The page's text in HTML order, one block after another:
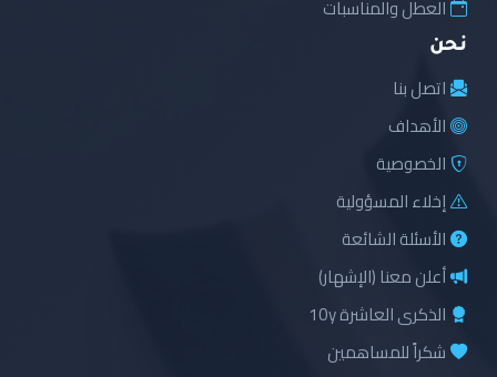
العطل والمناسبات
نحن
اتصل بنا
الأهداف
الخصوصية
إخلاء المسؤولية
الأسئلة الشائعة
أعلن معنا (الإشهار)
الذكرى العاشرة 10y
شكراً للمساهمين